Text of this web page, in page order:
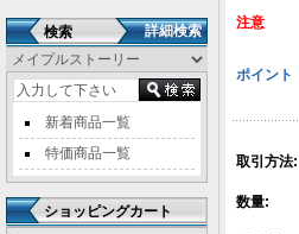
検索 詳細検索
新着商品一覧
特価商品一覧
ショッピングカート
注意
ポイント
取引方法:
数量: